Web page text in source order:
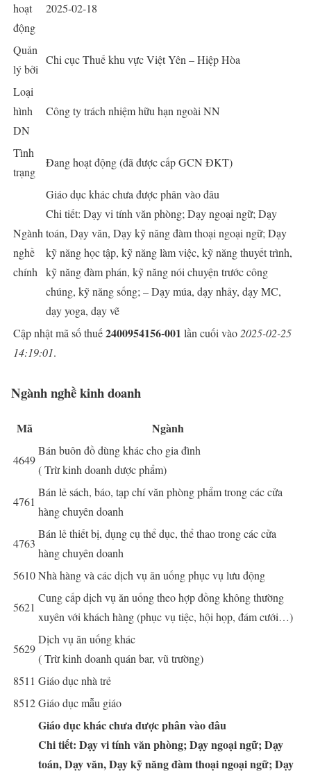
hoạt
động
2025-02-18
Quản
lý bởi
Chi cục Thuế khu vực Việt Yên – Hiệp Hòa
Loại
hình
DN
Công ty trách nhiệm hữu hạn ngoài NN
Tình
trạng
Đang hoạt động (đã được cấp GCN ĐKT)
Ngành
nghề
chính
Giáo dục khác chưa được phân vào đâu
Chi tiết: Dạy vi tính văn phòng; Dạy ngoại ngữ; Dạy
toán, Dạy văn, Dạy kỹ năng đàm thoại ngoại ngữ; Dạy
kỹ năng học tập, kỹ năng làm việc, kỹ năng thuyết trình,
kỹ năng đàm phán, kỹ năng nói chuyện trước công
chúng, kỹ năng sống; – Dạy múa, dạy nhảy, dạy MC,
dạy yoga, dạy vẽ
Cập nhật mã số thuế2400954156-001 lần cuối vào 2025-02-25
14:19:01.
Ngành nghề kinh doanh
Mã Ngành
4649
Bán buôn đồ dùng khác cho gia đình
( Trừ kinh doanh dược phẩm)
4761
Bán lẻ sách, báo, tạp chí văn phòng phẩm trong các cửa
hàng chuyên doanh
4763
Bán lẻ thiết bị, dụng cụ thể dục, thể thao trong các cửa
hàng chuyên doanh
5610Nhà hàng và các dịch vụ ăn uống phục vụ lưu động
5621
Cung cấp dịch vụ ăn uống theo hợp đồng không thường
xuyên với khách hàng (phục vụ tiệc, hội họp, đám cưới…)
5629
Dịch vụ ăn uống khác
( Trừ kinh doanh quán bar, vũ trường)
8511 Giáo dục nhà trẻ
8512Giáo dục mẫu giáo
Giáo dục khác chưa được phân vào đâu
Chi tiết: Dạy vi tính văn phòng; Dạy ngoại ngữ; Dạy
toán, Dạy văn, Dạy kỹ năng đàm thoại ngoại ngữ; Dạy